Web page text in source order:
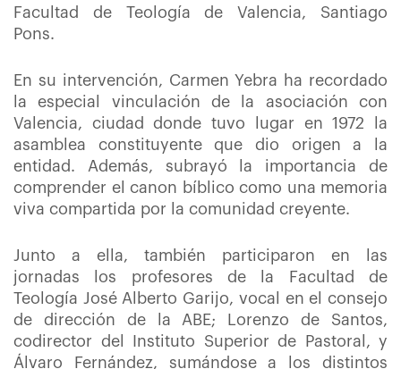
Facultad de Teología de Valencia, Santiago
Pons.
En su intervención, Carmen Yebra ha recordado
la especial vinculación de la asociación con
Valencia, ciudad donde tuvo lugar en 1972 la
asamblea constituyente que dio origen a la
entidad. Además, subrayó la importancia de
comprender el canon bíblico como una memoria
viva compartida por la comunidad creyente.
Junto a ella, también participaron en las
jornadas los profesores de la Facultad de
Teología José Alberto Garijo, vocal en el consejo
de dirección de la ABE; Lorenzo de Santos,
codirector del Instituto Superior de Pastoral, y
Álvaro Fernández, sumándose a los distintos